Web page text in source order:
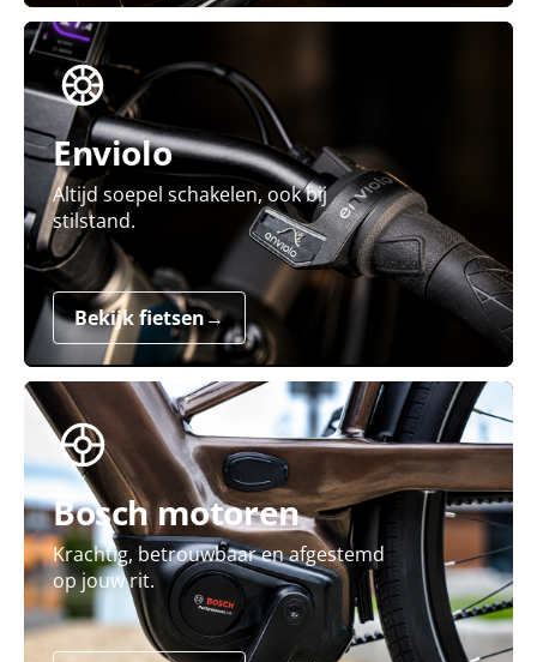
Enviolo
Altijd soepel schakelen, ook bij
stilstand.
Bekijk fietsen→
Bosch motoren
Krachtig, betrouwbaar en afgestemd
op jouw rit.